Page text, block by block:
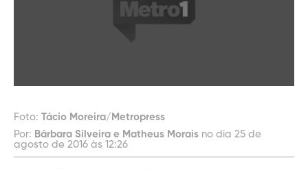
Foto: Tácio Moreira/Metropress
Por: Bárbara Silveira e Matheus Morais no dia 25 de
agosto de 2016 às 12:26